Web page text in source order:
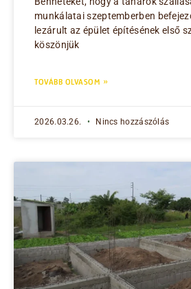
munkálatai szeptemberben
lezárult az épület építésének első
köszönjük
TOVÁBB OLVASOM »
2026.03.26. Nincs hozzászólás